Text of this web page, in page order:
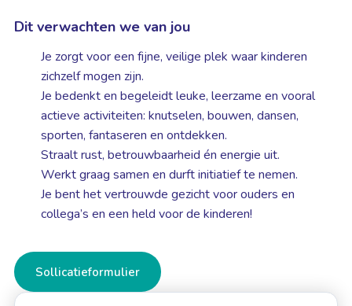
Dit verwachten we van jou
Je zorgt voor een fijne, veilige plek waar kinderen
zichzelf mogen zijn.
Je bedenkt en begeleidt leuke, leerzame en vooral
actieve activiteiten: knutselen, bouwen, dansen,
sporten, fantaseren en ontdekken.
Straalt rust, betrouwbaarheid én energie uit.
Werkt graag samen en durft initiatief te nemen.
Je bent het vertrouwde gezicht voor ouders en
collega’s en een held voor de kinderen!
Sollicatieformulier